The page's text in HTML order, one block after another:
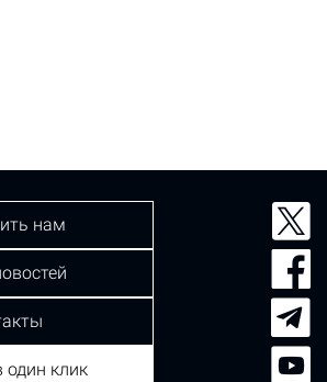
нам
один клик